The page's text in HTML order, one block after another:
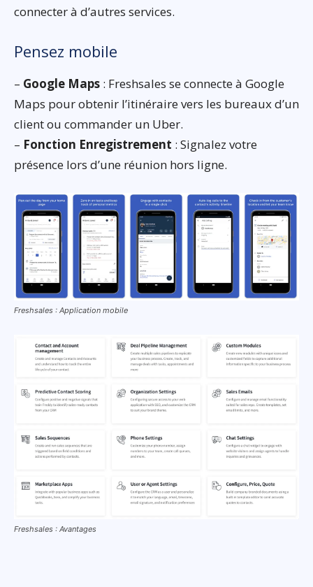
connecter à d’autres services.
Pensez mobile
– Google Maps : Freshsales se connecte à Google
Maps pour obtenir l’itinéraire vers les bureaux d’un
client ou commander un Uber.
– Fonction Enregistrement : Signalez votre
présence lors d’une réunion hors ligne.
Freshsales : Application mobile
Freshsales : Avantages